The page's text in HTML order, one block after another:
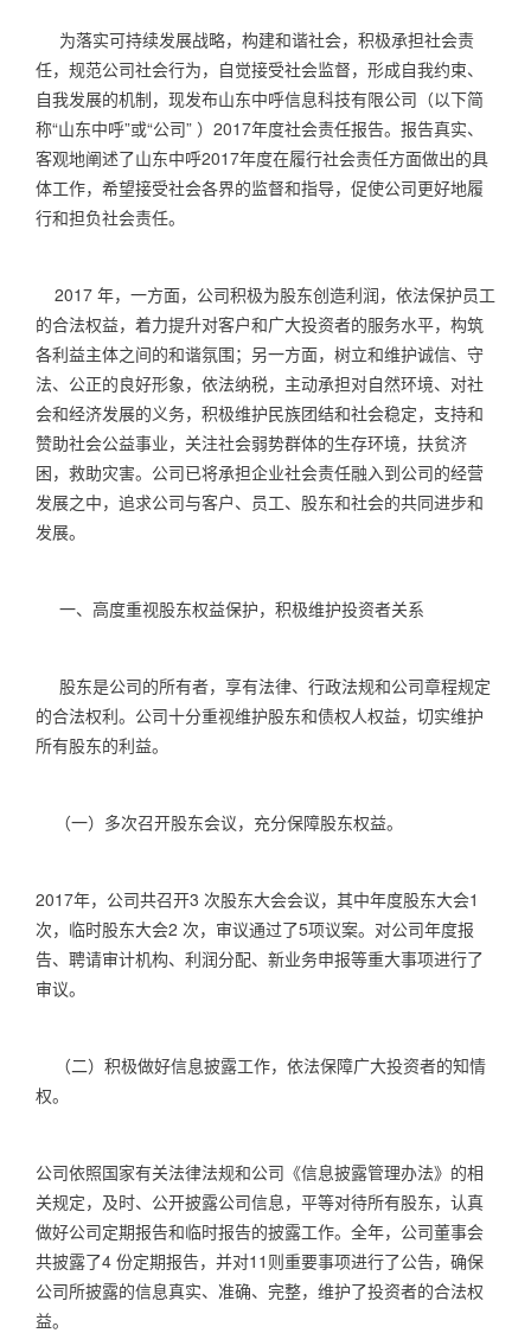
为落实可持续发展战略，构建和谐社会，积极承担社会责
任，规范公司社会行为，自觉接受社会监督，形成自我约束、
自我发展的机制，现发布山东中呼信息科技有限公司（以下简
称“山东中呼”或“公司” ） 2017年度社会责任报告。报告真实、
客观地阐述了山东中呼2017年度在履行社会责任方面做出的具
体工作，希望接受社会各界的监督和指导，促使公司更好地履
行和担负社会责任。
2017 年，一方面，公司积极为股东创造利润，依法保护员工
的合法权益，着力提升对客户和广大投资者的服务水平，构筑
各利益主体之间的和谐氛围；另一方面，树立和维护诚信、守
法、公正的良好形象，依法纳税，主动承担对自然环境、对社
会和经济发展的义务，积极维护民族团结和社会稳定，支持和
赞助社会公益事业，关注社会弱势群体的生存环境，扶贫济
困，救助灾害。公司已将承担企业社会责任融入到公司的经营
发展之中，追求公司与客户、员工、股东和社会的共同进步和
发展。
一、高度重视股东权益保护，积极维护投资者关系
股东是公司的所有者，享有法律、行政法规和公司章程规定
的合法权利。公司十分重视维护股东和债权人权益，切实维护
所有股东的利益。
（一）多次召开股东会议，充分保障股东权益。
2017年，公司共召开3 次股东大会会议，其中年度股东大会1
次，临时股东大会2 次，审议通过了5项议案。对公司年度报
告、聘请审计机构、利润分配、新业务申报等重大事项进行了
审议。
（二）积极做好信息披露工作，依法保障广大投资者的知情
权。
公司依照国家有关法律法规和公司《信息披露管理办法》的相
关规定，及时、公开披露公司信息，平等对待所有股东，认真
做好公司定期报告和临时报告的披露工作。全年，公司董事会
共披露了4 份定期报告，并对11 则重要事项进行了公告，确保
公司所披露的信息真实、准确、完整，维护了投资者的合法权
益。